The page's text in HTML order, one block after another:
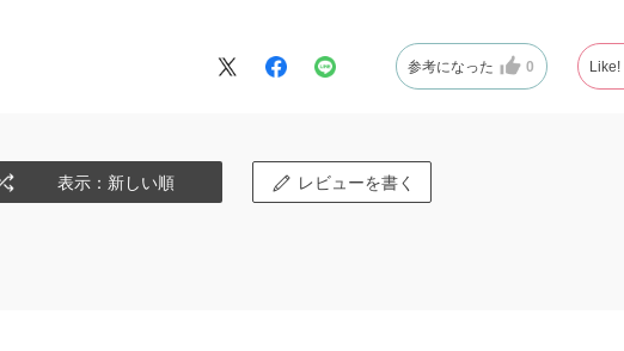
参考になった 0 Like!
表示：新しい順 レビューを書く